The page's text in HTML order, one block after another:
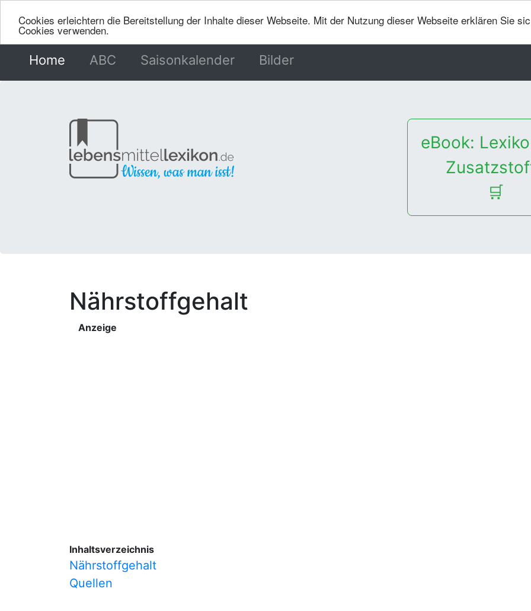
Cookies erleichtern die Bereitstellung der Inhalte dieser Webseite. Mit der Nutzung dieser Webseite erklären Sie
Cookies verwenden.
Home (current)
ABC Saisonkalender Bilder
eBook:
🛒
Nährstoffgehalt
Anzeige
Inhaltsverzeichnis
Nährstoffgehalt
Quellen